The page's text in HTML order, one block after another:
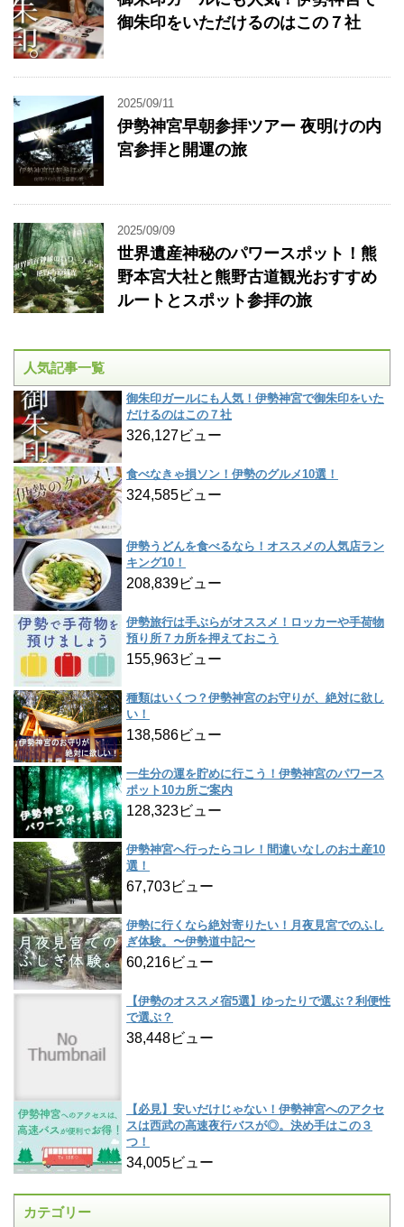
御朱印をいただけるのはこの７社
2025/09/11
伊勢神宮早朝参拝ツアー 夜明けの内
宮参拝と開運の旅
2025/09/09
世界遺産神秘のパワースポット！熊
野本宮大社と熊野古道観光おすすめ
ルートとスポット参拝の旅
人気記事一覧
御朱印ガールにも人気！伊勢神宮で御朱印をいた
だけるのはこの７社
326,127ビュー
食べなきゃ損ソン！伊勢のグルメ10選！
324,585ビュー
伊勢うどんを食べるなら！オススメの人気店ラン
キング10！
208,839ビュー
伊勢旅行は手ぶらがオススメ！ロッカーや手荷物
預り所７カ所を押えておこう
155,963ビュー
種類はいくつ？伊勢神宮のお守りが、絶対に欲し
い！
138,586ビュー
一生分の運を貯めに行こう！伊勢神宮のパワース
ポット10カ所ご案内
128,323ビュー
伊勢神宮へ行ったらコレ！間違いなしのお土産10
選！
67,703ビュー
伊勢に行くなら絶対寄りたい！月夜見宮でのふし
ぎ体験。〜伊勢道中記〜
60,216ビュー
【伊勢のオススメ宿5選】ゆったりで選ぶ？利便性
で選ぶ？
38,448ビュー
【必見】安いだけじゃない！伊勢神宮へのアクセ
スは西武の高速夜行バスが◎。決め手はこの３
つ！
34,005ビュー
カテゴリー